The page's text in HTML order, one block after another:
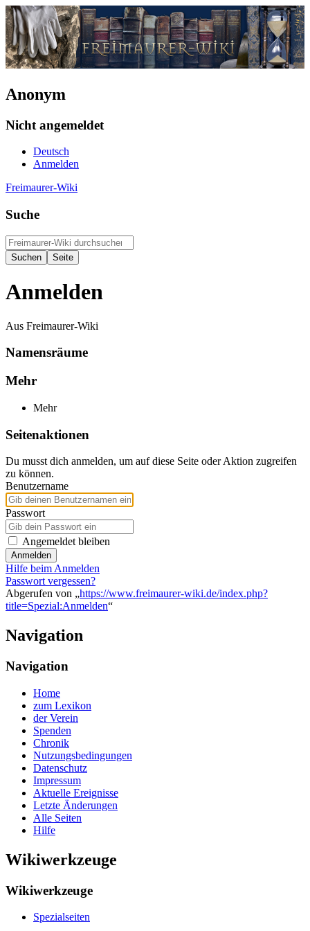
Anonym
Nicht angemeldet
Deutsch
Anmelden
Freimaurer-Wiki
Suche
Anmelden
Aus Freimaurer-Wiki
Namensräume
Mehr
Mehr
Seitenaktionen
Du musst dich anmelden, um auf diese Seite oder Aktion zugreifen
zu können.
Benutzername
Passwort
Angemeldet bleiben
Anmelden
Hilfe beim Anmelden
Passwort vergessen?
Abgerufen von „https://www.freimaurer-wiki.de/index.php?
title=Spezial:Anmelden“
Navigation
Navigation
Home
zum Lexikon
der Verein
Spenden
Chronik
Nutzungsbedingungen
Datenschutz
Impressum
Aktuelle Ereignisse
Letzte Änderungen
Alle Seiten
Hilfe
Wikiwerkzeuge
Wikiwerkzeuge
Spezialseiten